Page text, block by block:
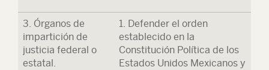
3. Órganos de
impartición de
justicia federal o
estatal.
1. Defender el orden
establecido en la
Constitución Política de los
Estados Unidos Mexicanos y